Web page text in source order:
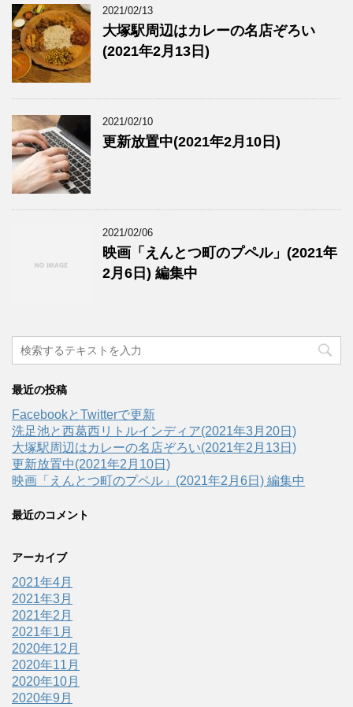
2021/02/13
大塚駅周辺はカレーの名店ぞろい
(2021年2月13日)
2021/02/10
更新放置中(2021年2月10日)
2021/02/06
映画「えんとつ町のプペル」(2021年
2月6日) 編集中
最近の投稿
FacebookとTwitterで更新
洗足池と西葛西リトルインディア(2021年3月20日)
大塚駅周辺はカレーの名店ぞろい(2021年2月13日)
更新放置中(2021年2月10日)
映画「えんとつ町のプペル」(2021年2月6日) 編集中
最近のコメント
アーカイブ
2021年4月
2021年3月
2021年2月
2021年1月
2020年12月
2020年11月
2020年10月
2020年9月